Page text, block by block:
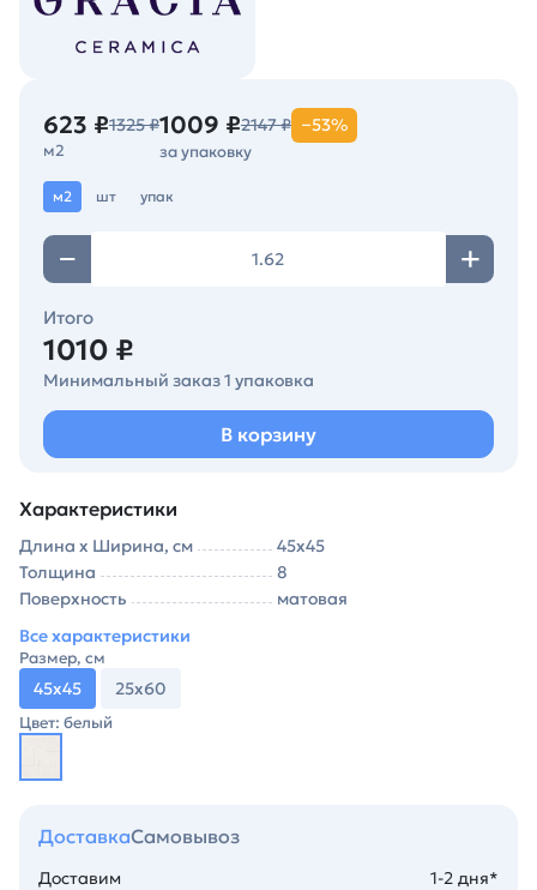
623 ₽1325 ₽
м2
1009 ₽2147 ₽ −53%
за упаковку
м2 шт упак
Итого
1010 ₽
Минимальный заказ 1 упаковка
В корзину
Характеристики
Длина х Ширина, см
45х45
Толщина
8
Поверхность
матовая
Все характеристики
Размер, см
45х45 25х60
Цвет: белый
ДоставкаСамовывоз
Доставим
1-2 дня*